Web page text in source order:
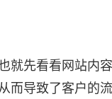
就先看看网站内
而导致了客户的